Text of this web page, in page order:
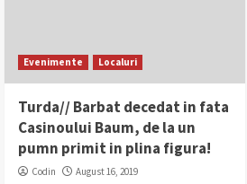
Evenimente Localuri
Turda// Barbat decedat in fata
Casinoului Baum, de la un
pumn primit in plina figura!
Codin August 16, 2019